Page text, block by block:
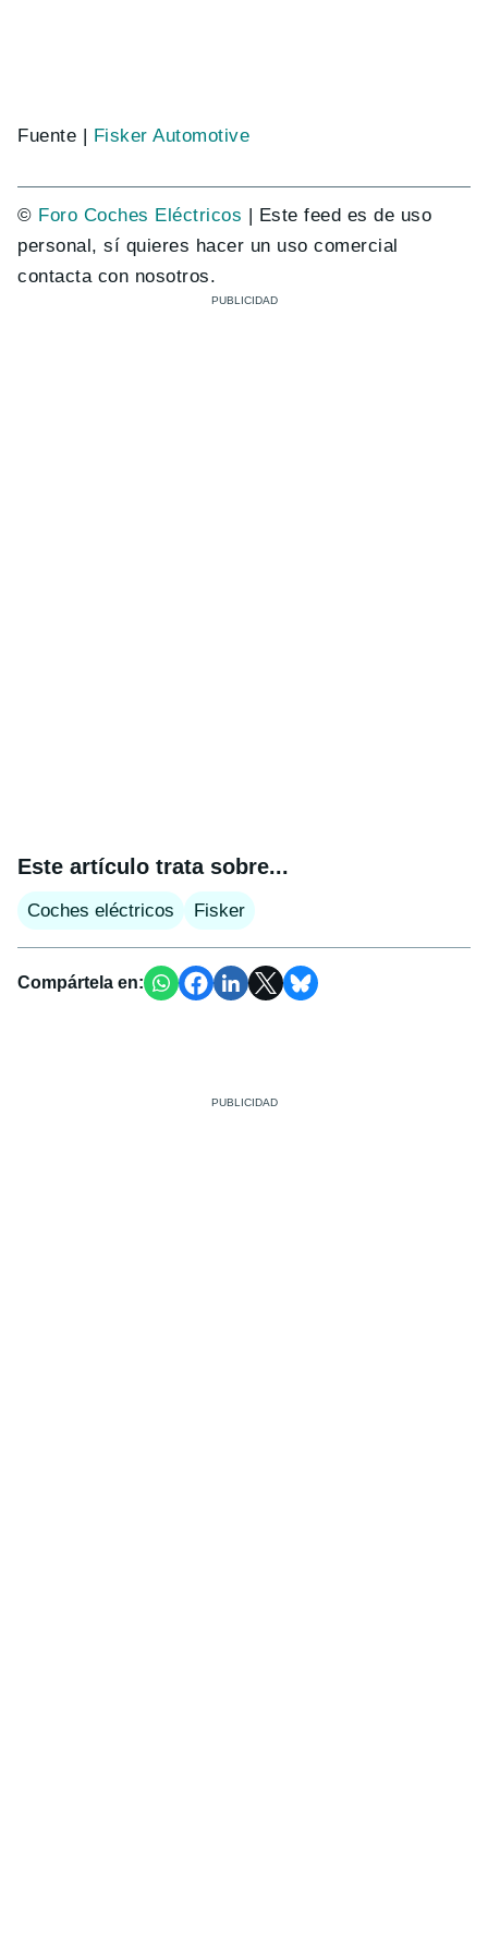
Fuente | Fisker Automotive
© Foro Coches Eléctricos | Este feed es de uso
personal, sí quieres hacer un uso comercial
contacta con nosotros.
Este artículo trata sobre...
Coches eléctricos Fisker
Compártela en: